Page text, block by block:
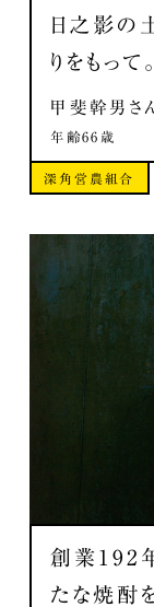
日之影の
りをもって。
甲斐幹男さ
年齢66歳
深角営農組合
創業192
たな焼酎